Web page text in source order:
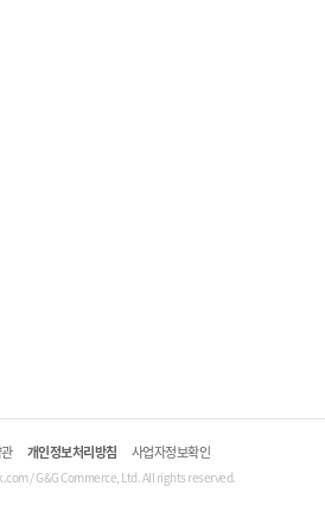
개인정보처리방침 사업자정보확인
/ G&G Commerce, Ltd. All rights reserved.